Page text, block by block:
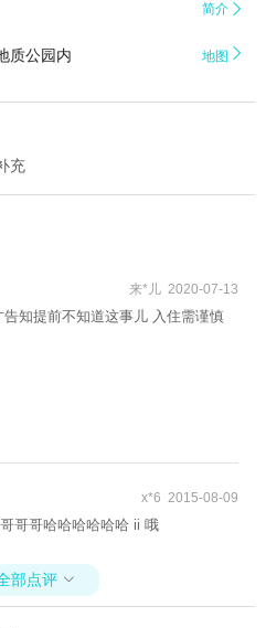
简介 
质公园内 地图 
充
来*儿 2020-07-13
知提前不知道这事儿 入住需谨慎
x*6 2015-08-09
哥哥哈哈哈哈哈哈 ii 哦
部点评 